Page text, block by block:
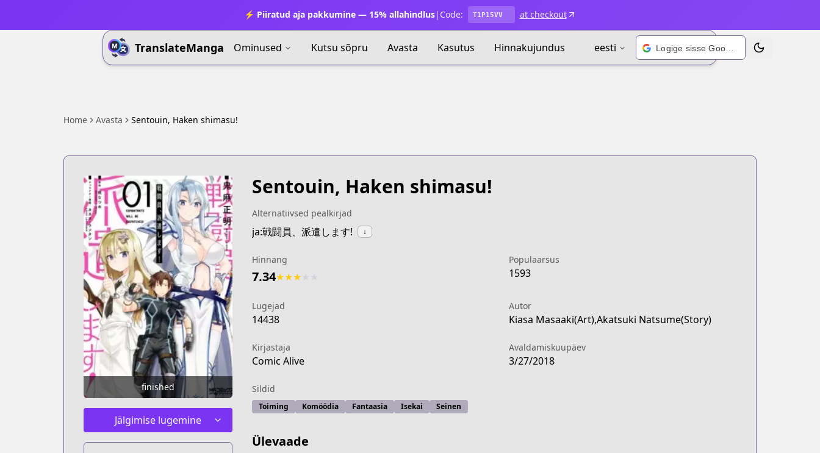
⚡ Piiratud aja pakkumine — 15% allahindlus| Code: T1P15VV at checkout
TranslateManga Ominused Kutsu sõpru Avasta Kasutus Hinnakujundus eesti Vaheta teema
Home Avasta Sentouin, Haken shimasu!
finished
Jälgimise lugemine
Sentouin, Haken shimasu!
Alternatiivsed pealkirjad
ja:戦闘員、派遣します! ↓
Hinnang
7.34★★★
Populaarsus
1593
Lugejad
14438
Autor
Kiasa Masaaki(Art),Akatsuki Natsume(Story)
Kirjastaja
Comic Alive
Avaldamiskuupäev
3/27/2018
Sildid
Toiming Komöödia Fantaasia Isekai Seinen
Ülevaade